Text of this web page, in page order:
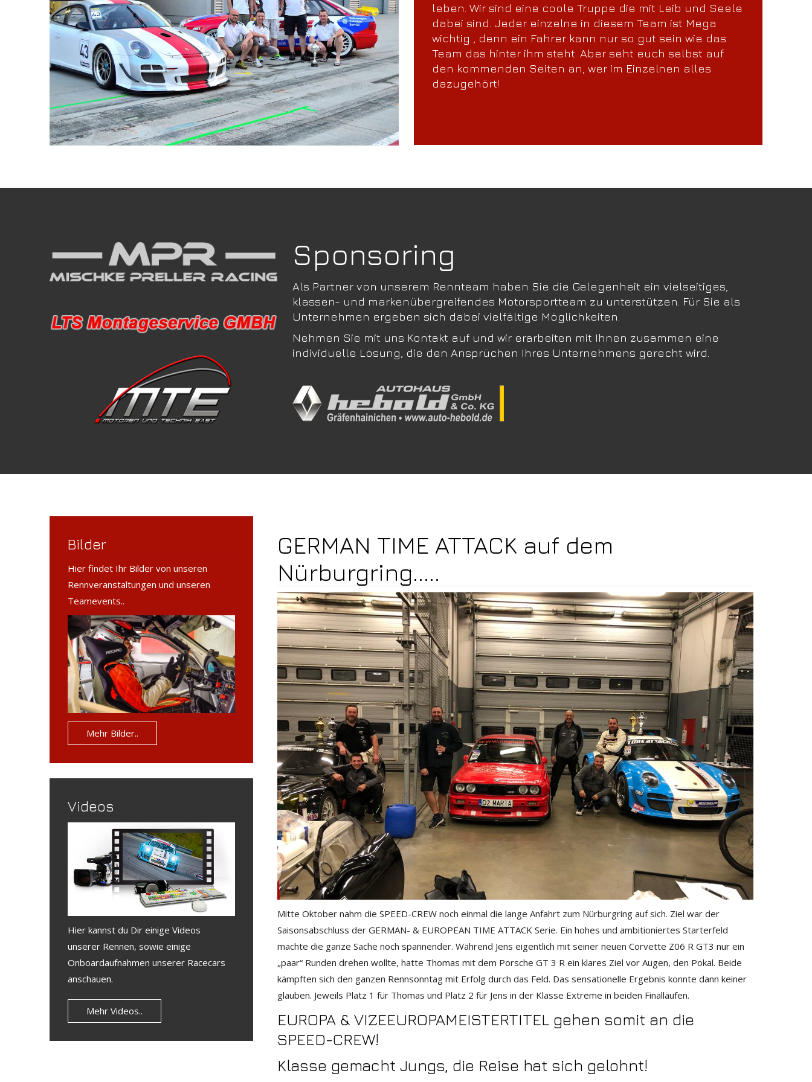
leben. Wir sind eine coole Truppe die mit Leib und Seele
dabei sind. Jeder einzelne in diesem Team ist Mega
wichtig , denn ein Fahrer kann nur so gut sein wie das
Team das hinter ihm steht. Aber seht euch selbst auf
den kommenden Seiten an, wer im Einzelnen alles
dazugehört!
Sponsoring
Als Partner von unserem Rennteam haben Sie die Gelegenheit ein vielseitiges,
klassen- und markenübergreifendes Motorsportteam zu unterstützen. Für Sie als
Unternehmen ergeben sich dabei vielfältige Möglichkeiten.
Nehmen Sie mit uns Kontakt auf und wir erarbeiten mit Ihnen zusammen eine
individuelle Lösung, die den Ansprüchen Ihres Unternehmens gerecht wird.
GERMAN TIME ATTACK auf dem
Nürburgring.....
Mitte Oktober nahm die SPEED-CREW noch einmal die lange Anfahrt zum Nürburgring auf sich. Ziel war der
Saisonsabschluss der GERMAN- & EUROPEAN TIME ATTACK Serie. Ein hohes und ambitioniertes Starterfeld
machte die ganze Sache noch spannender. Während Jens eigentlich mit seiner neuen Corvette Z06 R GT3 nur ein
„paar“ Runden drehen wollte, hatte Thomas mit dem Porsche GT 3 R ein klares Ziel vor Augen, den Pokal. Beide
kämpften sich den ganzen Rennsonntag mit Erfolg durch das Feld. Das sensationelle Ergebnis konnte dann keiner
glauben. Jeweils Platz 1 für Thomas und Platz 2 für Jens in der Klasse Extreme in beiden Finalläufen.
EUROPA & VIZEEUROPAMEISTERTITEL gehen somit an die
SPEED-CREW!
Klasse gemacht Jungs, die Reise hat sich gelohnt!
Bilder
Hier findet Ihr Bilder von unseren
Rennveranstaltungen und unseren
Teamevents..
Mehr Bilder..
Videos
Hier kannst du Dir einige Videos
unserer Rennen, sowie einige
Onboardaufnahmen unserer Racecars
anschauen.
Mehr Videos..